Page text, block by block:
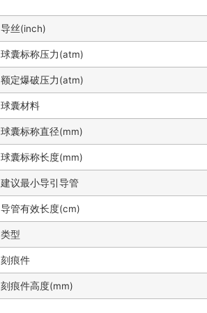
导丝(inch)
球囊标称压力(atm)
额定爆破压力(atm)
球囊材料
球囊标称直径(mm)
球囊标称长度(mm)
建议最小导引导管
导管有效长度(cm)
类型
刻痕件
刻痕件高度(mm)